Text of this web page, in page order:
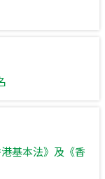
基本法》及《香